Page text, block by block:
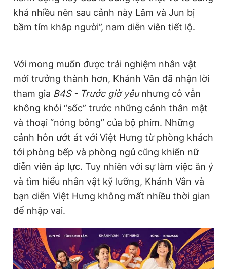
khá nhiều nên sau cảnh này Lâm và Jun bị
bầm tím khắp người”, nam diễn viên tiết lộ.
Với mong muốn được trải nghiệm nhân vật
mới trưởng thành hơn, Khánh Vân đã nhận lời
tham gia B4S - Trước giờ yêunhưng cô vẫn
không khỏi “sốc” trước những cảnh thân mật
và thoại “nóng bỏng” của bộ phim. Những
cảnh hôn ướt át với Việt Hưng từ phòng khách
tới phòng bếp và phòng ngủ cũng khiến nữ
diễn viên áp lực. Tuy nhiên với sự làm việc ăn ý
và tìm hiểu nhân vật kỹ lưỡng, Khánh Vân và
bạn diễn Việt Hưng không mất nhiều thời gian
để nhập vai.